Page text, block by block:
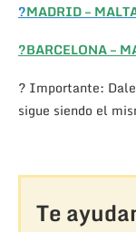
?MADRID –
?BARCELONA –
? Importante:
sigue siendo el
Te